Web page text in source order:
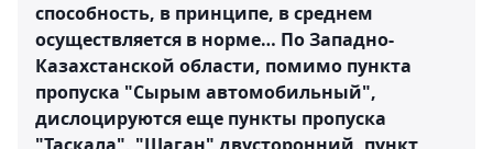
способность, в принципе, в среднем
осуществляется в норме… По Западно-
Казахстанской области, помимо пункта
пропуска "Сырым автомобильный",
дислоцируются еще пункты пропуска